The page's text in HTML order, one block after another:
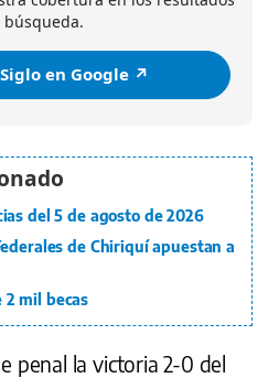
búsqueda.
en Google ↗️
del 5 de agosto de 2026
de Chiriquí apuestan a
2 mil becas
penal la victoria 2-0 del